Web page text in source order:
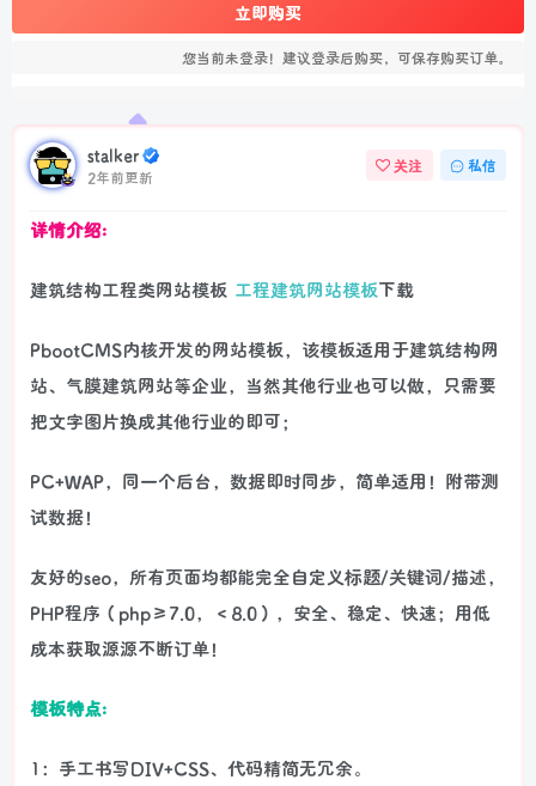
立即购买
您当前未登录！建议登录后购买，可保存购买订单。
stalker
2年前更新
关注 私信
详情介绍:
建筑结构工程类网站模板 工程建筑网站模板下载
PbootCMS内核开发的网站模板，该模板适用于建筑结构网
站、气膜建筑网站等企业，当然其他行业也可以做，只需要
把文字图片换成其他行业的即可；
PC+WAP，同一个后台，数据即时同步，简单适用！附带测
试数据！
友好的seo，所有页面均都能完全自定义标题/关键词/描述，
PHP程序（php≥7.0，＜8.0），安全、稳定、快速；用低
成本获取源源不断订单！
模板特点:
1：手工书写DIV+CSS、代码精简无冗余。